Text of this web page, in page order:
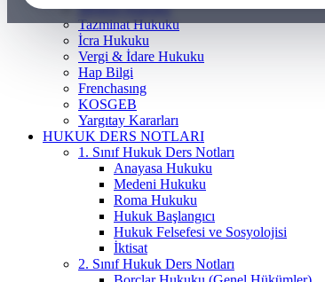
Medeni Hukuku
Tazminat Hukuku
İcra Hukuku
Vergi & İdare Hukuku
Hap Bilgi
Frenchasıng
KOSGEB
Yargıtay Kararları
HUKUK DERS NOTLARI
1. Sınıf Hukuk Ders Notları
Anayasa Hukuku
Medeni Hukuku
Roma Hukuku
Hukuk Başlangıcı
Hukuk Felsefesi ve Sosyolojisi
İktisat
2. Sınıf Hukuk Ders Notları